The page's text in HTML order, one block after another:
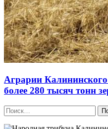
Аграрии
более 280 тысяч тонн
Найти: